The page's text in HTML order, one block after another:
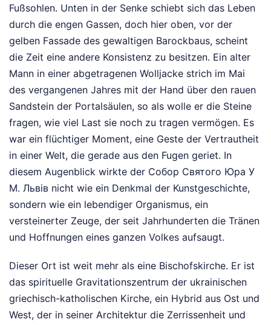
Fußsohlen. Unten in der Senke schiebt sich das Leben
durch die engen Gassen, doch hier oben, vor der
gelben Fassade des gewaltigen Barockbaus, scheint
die Zeit eine andere Konsistenz zu besitzen. Ein alter
Mann in einer abgetragenen Wolljacke strich im Mai
des vergangenen Jahres mit der Hand über den rauen
Sandstein der Portalsäulen, so als wolle er die Steine
fragen, wie viel Last sie noch zu tragen vermögen. Es
war ein flüchtiger Moment, eine Geste der Vertrautheit
in einer Welt, die gerade aus den Fugen geriet. In
diesem Augenblick wirkte der Собор Святого Юра У
М. Львів nicht wie ein Denkmal der Kunstgeschichte,
sondern wie ein lebendiger Organismus, ein
versteinerter Zeuge, der seit Jahrhunderten die Tränen
und Hoffnungen eines ganzen Volkes aufsaugt.
Dieser Ort ist weit mehr als eine Bischofskirche. Er ist
das spirituelle Gravitationszentrum der ukrainischen
griechisch-katholischen Kirche, ein Hybrid aus Ost und
West, der in seiner Architektur die Zerrissenheit und